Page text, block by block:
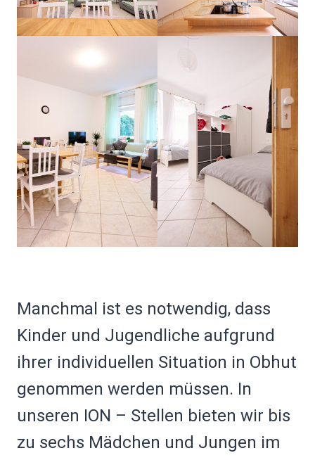
Manchmal ist es notwendig, dass
Kinder und Jugendliche aufgrund
ihrer individuellen Situation in Obhut
genommen werden müssen. In
unseren ION – Stellen bieten wir bis
zu sechs Mädchen und Jungen im